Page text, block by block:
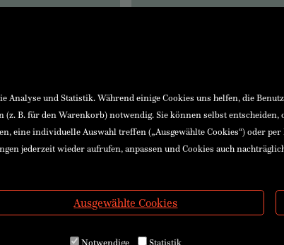
und Statistik. Während einige Cookies uns helfen, die
B. für den Warenkorb) notwendig. Sie können selbst
eine individuelle Auswahl treffen („Ausgewählte Cookies“) oder
jederzeit wieder aufrufen, anpassen und Cookies auch
Ausgewählte Cookies